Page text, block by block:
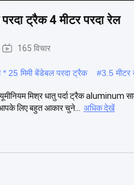
ट्रैक 4 मीटर परदा रेल
165 विचार
* 25 मिमी बेंडेबल परदा ट्रैक #3.5 मीटर
मिश्र धातु पर्दा ट्रैक aluminum
लिए बहुत आकार चुने...
अधिक देखें